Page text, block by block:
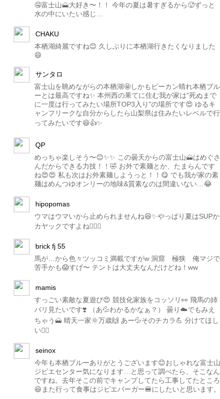
🤤富士山🗻大好き〜！！ 今年の夏は暑すぎるから🥵ずっと
水の中にいたい感じ…
CHAKU
本栖湖綺麗ですね😊 久しぶりに本栖湖行きたくなりました
😄
サンタロ
富士山を眺めながらの本栖湖🤩しかもピーカン晴れ本栖ブル
ーとは最高ですね✨️ 本州西の果てに住む我が家は"死ぬまで
に一度は行ってみたい場所TOP3入り"の場所です😍 ゆるキ
ャンフリークな自分からしたら山梨県は住みたいレベルで行
ってみたいです😆👍✨
QP
めっちゃ楽しそう〜😊✨✨ この曇天からの富士山🗻はめぐさ
んだからできる力技！！🤣 お外で素麺とか、たまらんです
ね😍😍 私も次はお外素麺しようっと！！😋 でも我が家の素
麺はめんつゆオンリーの地味&質素なのは間違いない…😂
hipopomas
ウマはウマいから止められませんね😆✨やっぱり夏はSUPか
カヤックですよね🏄‍♂️✨
brick fj 55
馬が…から色々ツッコミ満載ですがw 洞窟 極狭 俺マジで
苦手かも😱すげ〜 テントは大丈夫なんだけどね！ww
mamis
すっごい素敵な夏遊び😍 競技化家族をコッソリ👀 飛馬の姉
バリ見たいです❣️ （あ💦わかるかなぁ？） 曇り☁️でもみえ
ちゃう🗻 晴天一家🌞万歳🙌 あー💦そのチカラ💪 分けてほし
い🙇‍♀️
seinox
今年も本栖ブルーありがとうございます😊おしゃれな富士山
ジビエセンター気になります…と思って調べたら、そこなん
ですね。去年そこの前でキャンプしてたら工事してたところ
😆また行って食事はジビエバーガー🍔にしたいと思います。